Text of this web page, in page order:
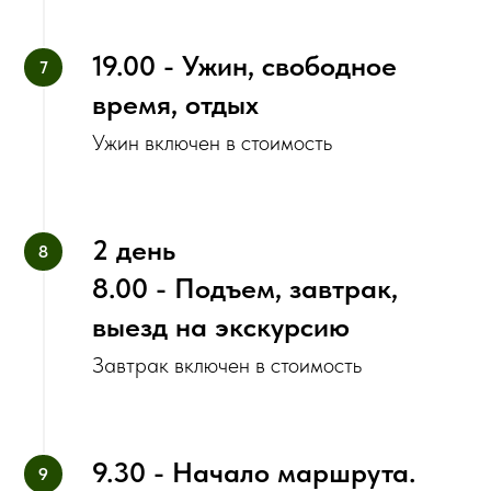
19.00 - Ужин, свободное
время, отдых
Ужин включен в стоимость
2 день
8.00 - Подъем, завтрак,
выезд на экскурсию
Завтрак включен в стоимость
9.30 - Начало маршрута.